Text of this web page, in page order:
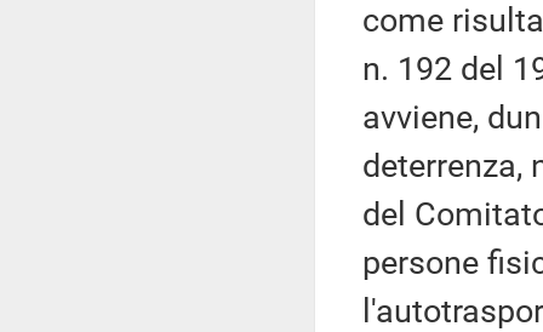
come
n. 192 del
avviene,
deterrenza,
del
persone